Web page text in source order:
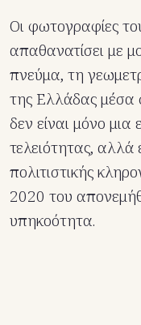
Οι φωτογραφίες
απαθανατίσει με
πνεύμα, τη
της Ελλάδας μέσα
δεν είναι μόνο μια
τελειότητας,
πολιτιστικής
2020 του
υπηκοότητα.